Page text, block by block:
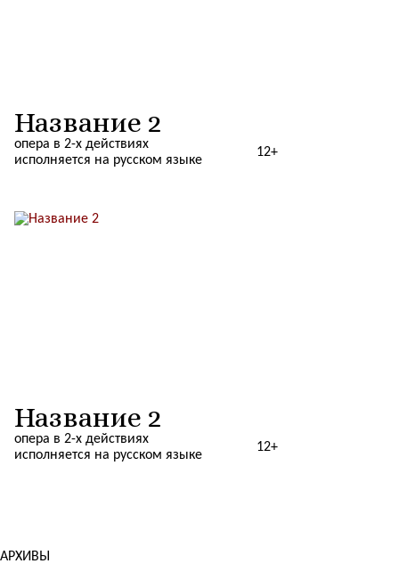
Название 2
опера в 2-х действиях
исполняется на русском языке
12+
Название 2
опера в 2-х действиях
исполняется на русском языке
12+
АРХИВЫ